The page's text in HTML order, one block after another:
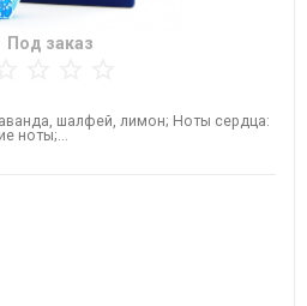
Под заказ
шалфей, лимон; Ноты сердца:
ноты;...